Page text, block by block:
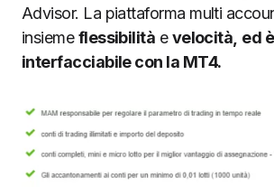
Advisor. La piattaforma multi
insiemeflessibilità evelocità, ed è
interfacciabile con la MT4.